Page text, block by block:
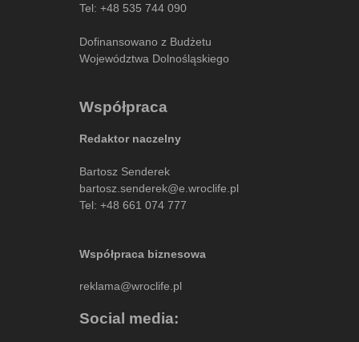
Tel: +48 535 744 090
Dofinansowano z Budżetu
Województwa Dolnośląskiego
Współpraca
Redaktor naczelny
Bartosz Senderek
bartosz.senderek@e.wroclife.pl
Tel: +48 661 074 777
Współpraca biznesowa
reklama@wroclife.pl
Social media: